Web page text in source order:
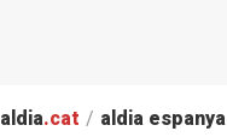
aldia.cat / aldia espanya